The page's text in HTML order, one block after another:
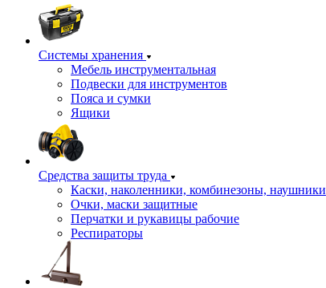
Системы хранения
Мебель инструментальная
Подвески для инструментов
Пояса и сумки
Ящики
Средства защиты труда
Каски, наколенники, комбинезоны, наушники
Очки, маски защитные
Перчатки и рукавицы рабочие
Респираторы